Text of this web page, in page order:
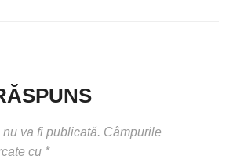
va fi publicată. Câmpurile
cu *